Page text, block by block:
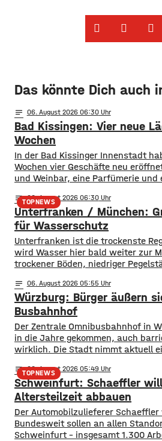
Das könnte Dich auch
notes 06. August 2026 06:30
Bad Kissingen: Vier neue
Wochen
In der Bad Kissinger Innenstadt
Wochen vier Geschäfte neu
und Weinbar, eine Parfümerie und
Kissingens Oberbürgermeister Dirk
Wirtschaftsförderer der Stadt
damit ihr Engagement und den
TOPNEWS
notes 06. August 2026 06:30
Unterfranken / München:
für Wasserschutz
​​Unterfranken ist die trockenste
wird Wasser hier bald weiter zur
trockener Böden, niedriger
​Mit einem neuen Antrag fordern sie
Wasser-Notfallplan für Bayern.
dabei kurzfristige und langfristige
So sollen unter anderem
notes 06. August 2026 05:55
Würzburg: Bürger äußern
Busbahnhof
Der Zentrale Omnibusbahnhof in
in die Jahre gekommen, auch
wirklich. Die Stadt nimmt aktuell
gesamten Busverkehr
Bürgerbeteiligung konnten die
und Wünsche einbringen. Was gut
demnach die
TOPNEWS
notes 06. August 2026 05:49
Schweinfurt: Schaeffler
Altersteilzeit abbauen
Der Automobilzulieferer
Bundesweit sollen an allen
Schweinfurt – insgesamt 1.300